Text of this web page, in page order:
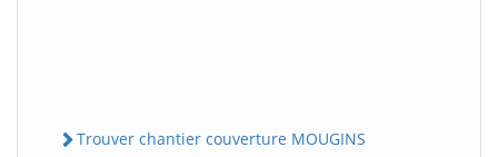
Trouver chantier couverture MOUGINS